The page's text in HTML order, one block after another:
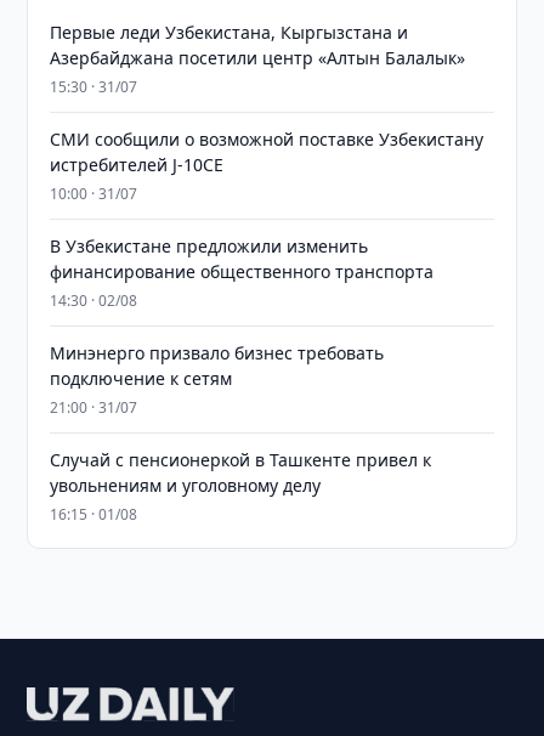
Первые леди Узбекистана, Кыргызстана и
Азербайджана посетили центр «Алтын Балалык»
15:30 · 31/07
СМИ сообщили о возможной поставке Узбекистану
истребителей J-10CE
10:00 · 31/07
В Узбекистане предложили изменить
финансирование общественного транспорта
14:30 · 02/08
Минэнерго призвало бизнес требовать
подключение к сетям
21:00 · 31/07
Случай с пенсионеркой в Ташкенте привел к
увольнениям и уголовному делу
16:15 · 01/08